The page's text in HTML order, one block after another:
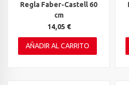
Regla Faber-Castell 60
cm
14,05 €
AÑADIR AL CARRITO